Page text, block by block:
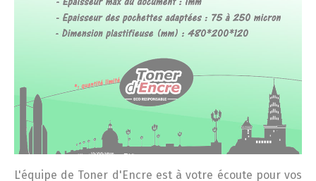
L'équipe de Toner d'Encre est à votre écoute pour vos